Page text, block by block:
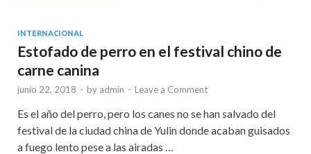
INTERNACIONAL
Estofado de perro en el festival chino de
carne canina
junio 22, 2018 - by admin - Leave a Comment
Es el año del perro, pero los canes no se han salvado del
festival de la ciudad china de Yulin donde acaban guisados
a fuego lento pese a las airadas …